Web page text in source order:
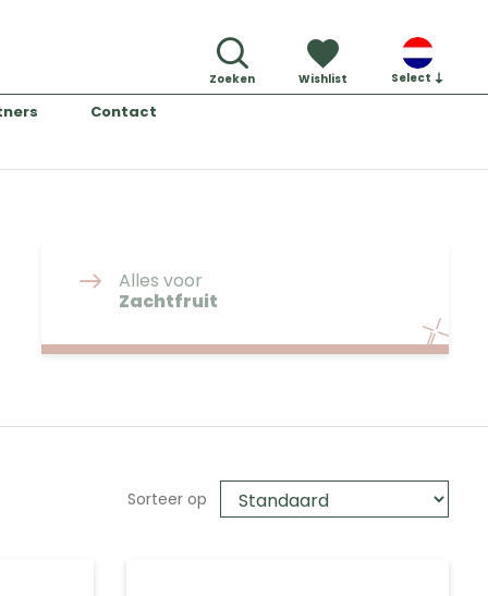
Zoeken Wishlist Select
Contact
Alles voor
Zachtfruit
Sorteer op